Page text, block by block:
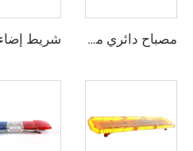
مصباح دائري من نوع LED